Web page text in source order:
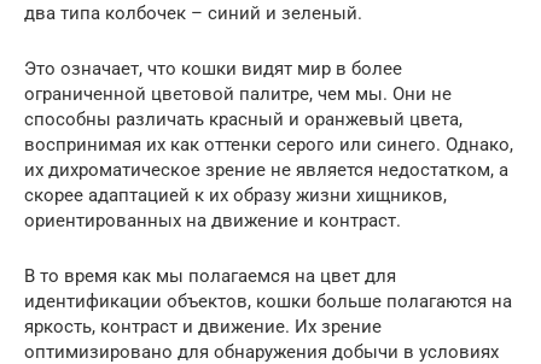
два типа колбочек – синий и зеленый.
Это означает, что кошки видят мир в более
ограниченной цветовой палитре, чем мы. Они не
способны различать красный и оранжевый цвета,
воспринимая их как оттенки серого или синего. Однако,
их дихроматическое зрение не является недостатком, а
скорее адаптацией к их образу жизни хищников,
ориентированных на движение и контраст.
В то время как мы полагаемся на цвет для
идентификации объектов, кошки больше полагаются на
яркость, контраст и движение. Их зрение
оптимизировано для обнаружения добычи в условиях